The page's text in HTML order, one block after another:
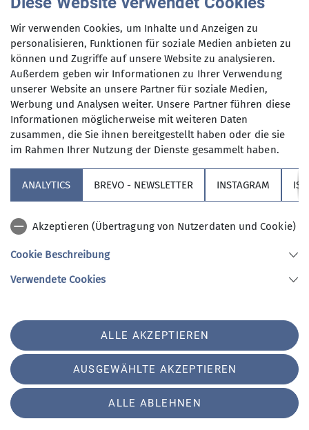
mehr erfahren
01.02.2026
Ein Wahnsinns-Start im Januar: Ihr strömt in
unsere Angebote wie noch nie! Und trotz der
sehr fordernden Einheit habt ihr immer gute
Wir verwenden Cookies, um Inhalte und Anzeigen zu
personalisieren, Funktionen für soziale Medien anbieten zu
können und Zugriffe auf unsere Website zu analysieren.
Außerdem geben wir Informationen zu Ihrer Verwendung
unserer Website an unsere Partner für soziale Medien,
Werbung und Analysen weiter. Unsere Partner führen diese
Informationen möglicherweise mit weiteren Daten
zusammen, die Sie ihnen bereitgestellt haben oder die sie
im Rahmen Ihrer Nutzung der Dienste gesammelt haben.
ANALYTICS BREVO - NEWSLETTER INSTAGRAM
Akzeptieren (Übertragung von Nutzerdaten und Cookie)
Cookie Beschreibung
Verwendete Cookies
ALLE AKZEPTIEREN
AUSGEWÄHLTE AKZEPTIEREN
ALLE ABLEHNEN